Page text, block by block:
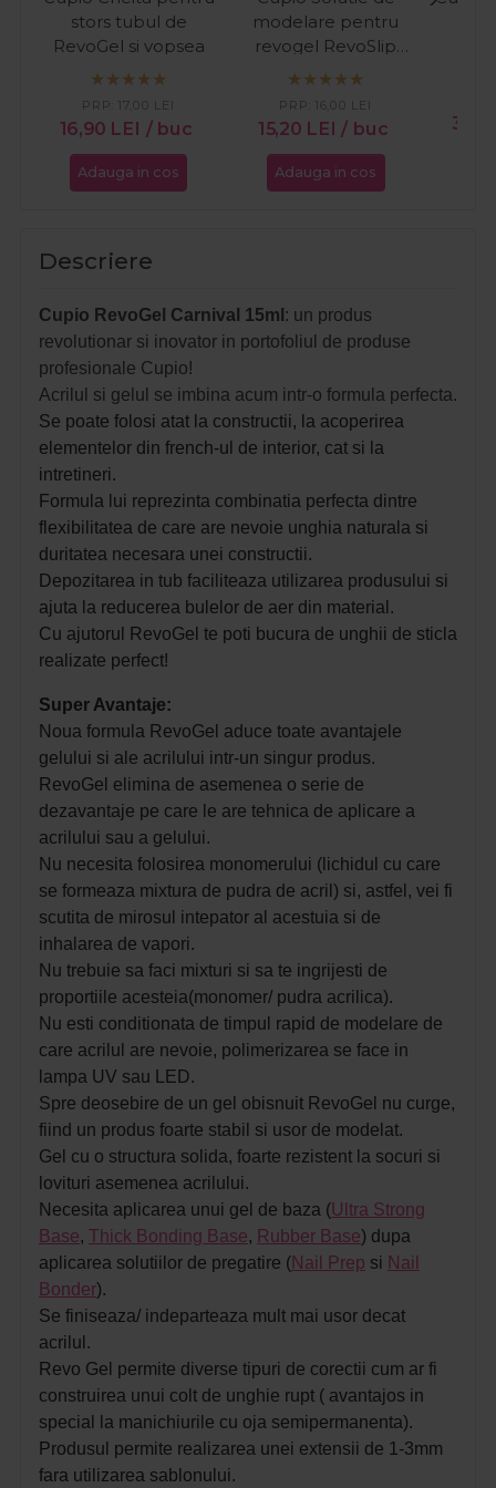
stors tubul de
RevoGel si vopsea
16,90 LEI / buc
PRP: 17,00 LEI
Adauga in cos
modelare pentru
revogel RevoSlip
120ml
15,20 LEI / buc
PRP: 16,00 LEI
Adauga in cos
Descriere
Cupio RevoGel Carnival 15ml : un produs
revolutionar si inovator in portofoliul de produse
profesionale Cupio!
Acrilul si gelul se imbina acum intr-o formula perfecta.
Se poate folosi atat la constructii, la acoperirea
elementelor din french-ul de interior, cat si la
intretineri.
Formula lui reprezinta combinatia perfecta dintre
flexibilitatea de care are nevoie unghia naturala si
duritatea necesara unei constructii.
Depozitarea in tub faciliteaza utilizarea produsului si
ajuta la reducerea bulelor de aer din material.
Cu ajutorul RevoGel te poti bucura de unghii de sticla
realizate perfect!
Super Avantaje:
Noua formula RevoGel aduce toate avantajele
gelului si ale acrilului intr-un singur produs.
RevoGel elimina de asemenea o serie de
dezavantaje pe care le are tehnica de aplicare a
acrilului sau a gelului.
Nu necesita folosirea monomerului (lichidul cu care
se formeaza mixtura de pudra de acril) si, astfel, vei fi
scutita de mirosul intepator al acestuia si de
inhalarea de vapori.
Nu trebuie sa faci mixturi si sa te ingrijesti de
proportiile acesteia(monomer/ pudra acrilica).
Nu esti conditionata de timpul rapid de modelare de
care acrilul are nevoie, polimerizarea se face in
lampa UV sau LED.
Spre deosebire de un gel obisnuit RevoGel nu curge,
fiind un produs foarte stabil si usor de modelat.
Gel cu o structura solida, foarte rezistent la socuri si
lovituri asemenea acrilului.
Necesita aplicarea unui gel de baza (Ultra Strong
Base, Thick Bonding Base, Rubber Base) dupa
aplicarea solutiilor de pregatire (Nail Prep si Nail
Bonder).
Se finiseaza/ indeparteaza mult mai usor decat
acrilul.
Revo Gel permite diverse tipuri de corectii cum ar fi
construirea unui colt de unghie rupt ( avantajos in
special la manichiurile cu oja semipermanenta).
Produsul permite realizarea unei extensii de 1-3mm
fara utilizarea sablonului.